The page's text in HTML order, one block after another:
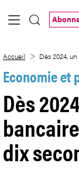
Saut au contenu
Accueil Dès 2024,
Economie et
Dès
dix